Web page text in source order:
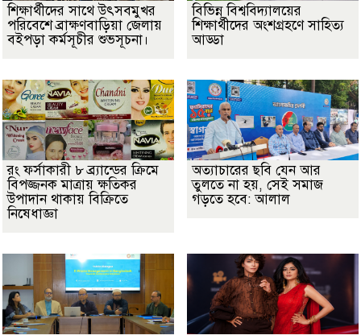
শিক্ষার্থীদের সাথে উৎসবমুখর
পরিবেশে ব্রাক্ষণবাড়িয়া জেলায়
বইপড়া কর্মসূচীর শুভসূচনা।
বিভিন্ন বিশ্ববিদ্যালয়ের
শিক্ষার্থীদের অংশগ্রহণে সাহিত্য
আড্ডা
রং ফর্সাকারী ৮ ব্র্যান্ডের ক্রিমে
বিপজ্জনক মাত্রায় ক্ষতিকর
উপাদান থাকায় বিক্রিতে
নিষেধাজ্ঞা
অত্যাচারের ছবি যেন আর
তুলতে না হয়, সেই সমাজ
গড়তে হবে: আলাল